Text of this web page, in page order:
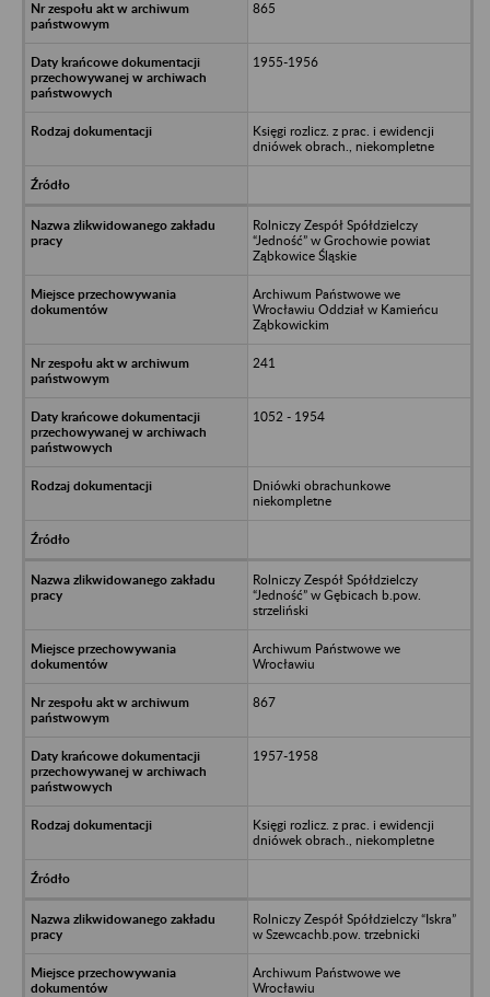
865
1955-1956
Księgi rozlicz. z prac. i ewidencji
dniówek obrach., niekompletne
Rolniczy Zespół Spółdzielczy
“Jedność” w Grochowie powiat
Ząbkowice Śląskie
Archiwum Państwowe we
Wrocławiu Oddział w Kamieńcu
Ząbkowickim
241
1052 - 1954
Dniówki obrachunkowe
niekompletne
Rolniczy Zespół Spółdzielczy
“Jedność” w Gębicach b.pow.
strzeliński
Archiwum Państwowe we
Wrocławiu
867
1957-1958
Księgi rozlicz. z prac. i ewidencji
dniówek obrach., niekompletne
Rolniczy Zespół Spółdzielczy “Iskra”
w Szewcachb.pow. trzebnicki
Archiwum Państwowe we
Wrocławiu